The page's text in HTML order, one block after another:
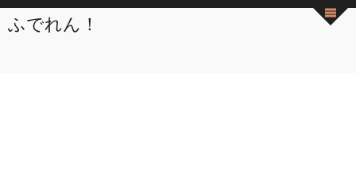
ふでれん！